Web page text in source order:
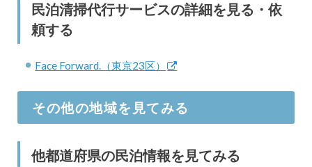
民泊清掃代行サービスの詳細を見る・依
頼する
Face Forward.（東京23区）
その他の地域を見てみる
他都道府県の民泊情報を見てみる